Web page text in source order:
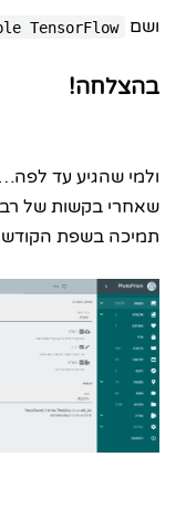
ושם TensorFlow
בהצלחה!
ולמי שהגיע עד
שאחרי בקשות של
תמיכה בשפת